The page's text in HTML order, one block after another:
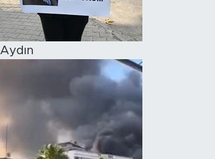
Aydın